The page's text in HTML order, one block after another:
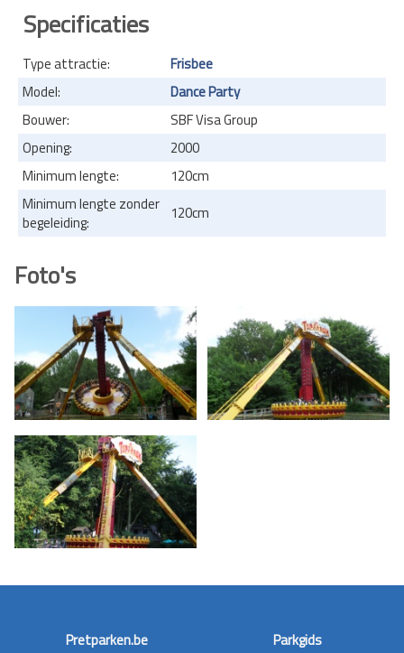
Specificaties
Type attractie:
Frisbee
Model:
Dance Party
Bouwer:
SBF Visa Group
Opening:
2000
Minimum lengte:
120cm
Minimum lengte zonder
begeleiding:
120cm
Foto's
Pretparken.be
Parkgids